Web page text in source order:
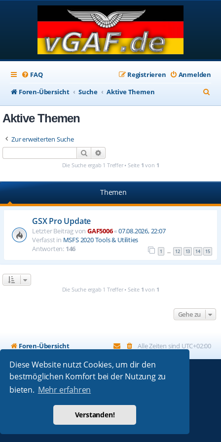
Diese Website nutzt Cookies, um dir den
bestmöglichen Komfort bei der Nutzung zu
bieten. Mehr erfahren
Verstanden!
FAQ Anmelden
Registrieren
Foren-Übersicht
Suche Aktive Themen
u
Aktive Themen
Zur erweiterten Suche
Suche
Die Suche ergab 1 Treffer • Seite 1 von 1
Themen
GSX Pro Update
Letzter Beitrag von GAF5006«07.08.2026, 22:07
Verfasst in MSFS 2020 Tools & Utilities
Antworten: 146 1 … 12 13 14 15
Die Suche ergab 1 Treffer • Seite 1 von 1
Gehe zu
Foren-Übersicht Alle Zeiten sind UTC+02:00
Powered byphpBB® Forum Software © phpBB Limited
Absolution style by
Deutsche Übersetzung durch
Datenschutz|Nutzungsbedingungen